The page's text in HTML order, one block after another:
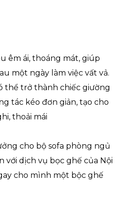
êm ái, thoáng mát, giúp
một ngày làm việc vất vả.
thể trở thành chiếc giường
tác kéo đơn giản, tạo cho
thoải mái
cho bộ sofa phòng ngủ
với dịch vụ bọc ghế của Nội
cho mình một bộc ghế